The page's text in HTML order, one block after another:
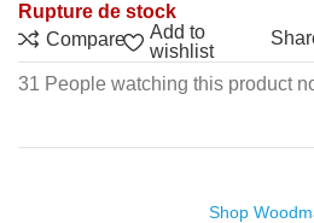
Rupture de stock
Compare
Add to
wishlist
31 People watching this product
Shop